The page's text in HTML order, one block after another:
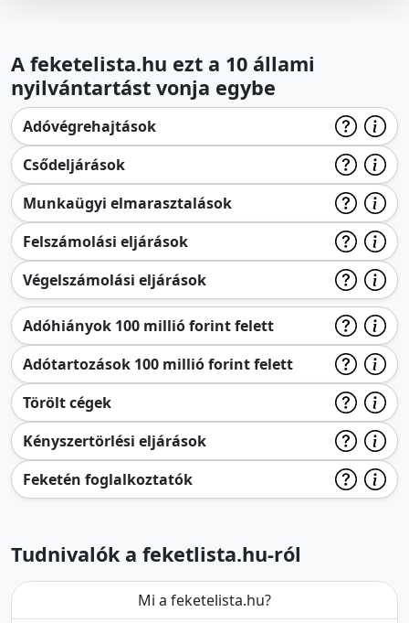
A feketelista.hu ezt a 10 állami
nyilvántartást vonja egybe
Adóvégrehajtások
Csődeljárások
Munkaügyi elmarasztalások
Felszámolási eljárások
Végelszámolási eljárások
Adóhiányok 100 millió forint felett
Adótartozások 100 millió forint felett
Törölt cégek
Kényszertörlési eljárások
Feketén foglalkoztatók
Tudnivalók a feketlista.hu-ról
Mi a feketelista.hu?